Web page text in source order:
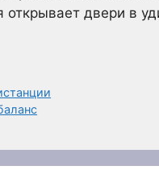
открывает двери в